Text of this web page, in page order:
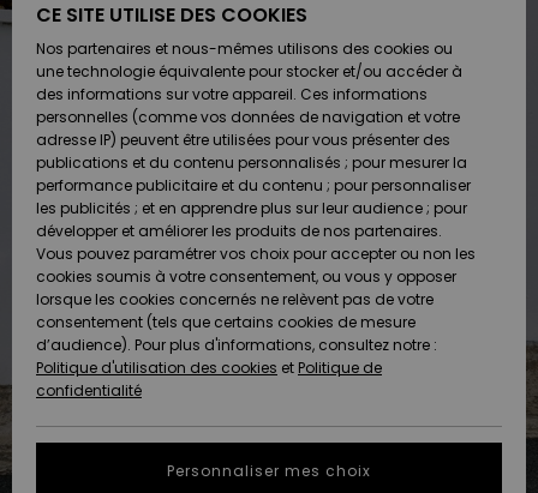
Chaussures
& Tongs
Surf
Snow
Nouveautés
A
Découvrir
Chaussures
& Tongs
Surf
Snow
Nouveautés
A
Découvrir
FEMME
A
Découvrir
Snow
SURF
Surf
Shop
Enfant
Highlights
Communauté
SNOW
Snow
Shop
Enfant
Snow
Shop
Femme
A
Découvrir
Communauté
OUTLET
Enfant
Outlet
Femme
AIDE &
CONTACT
Retours
Paiement
Carte
Cadeau
Quiksilver
Freedom
Protection
des
tailles
MAGASINS
QUIKSILVER
CE SITE UTILISE DES COOKIES
Nos partenaires et nous-mêmes utilisons des cookies ou
une technologie équivalente pour stocker et/ou accéder à
des informations sur votre appareil. Ces informations
personnelles (comme vos données de navigation et votre
adresse IP) peuvent être utilisées pour vous présenter des
publications et du contenu personnalisés ; pour mesurer la
performance publicitaire et du contenu ; pour personnaliser
les publicités ; et en apprendre plus sur leur audience ; pour
développer et améliorer les produits de nos partenaires.
Vous pouvez paramétrer vos choix pour accepter ou non les
cookies soumis à votre consentement, ou vous y opposer
lorsque les cookies concernés ne relèvent pas de votre
consentement (tels que certains cookies de mesure
d’audience). Pour plus d'informations, consultez notre :
Politique d'utilisation des cookies et Politique de
confidentialité
Personnaliser mes choix